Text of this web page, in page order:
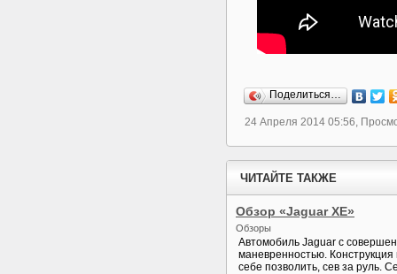
Поделиться…
24 Апреля 2014 05:56,
ЧИТАЙТЕ ТАКЖЕ
Обзор «Jaguar XE»
Обзоры
Автомобиль Jaguar с
маневренностью.
себе позволить, сев за руль.